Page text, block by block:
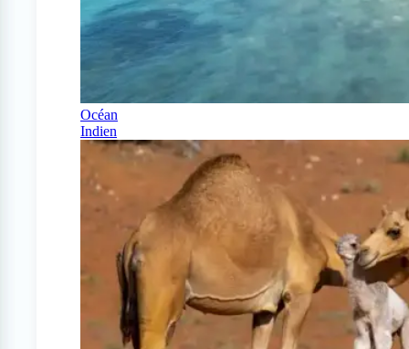
Océan
Indien